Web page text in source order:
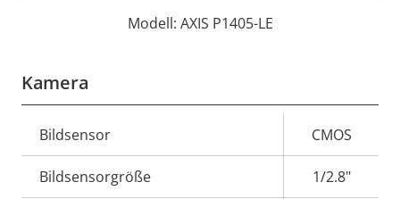
Modell: AXIS P1405-LE
Kamera
Eigentumsbeschreibung Eigentumswert
Bildsensor CMOS
Bildsensorgröße 1/2.8"